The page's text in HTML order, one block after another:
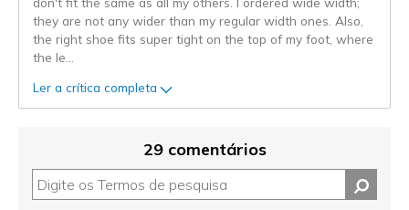
they are not any wider than my regular width ones. Also,
the right shoe fits super tight on the top of my foot, where
the le
Ler a crítica completa
29 comentários